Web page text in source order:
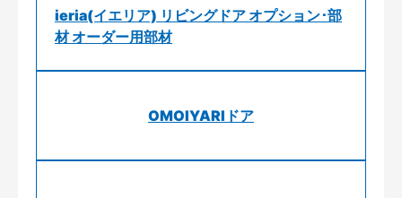
ieria(イエリア) リビングドア オプション･部
材 オーダー用部材
OMOIYARIドア